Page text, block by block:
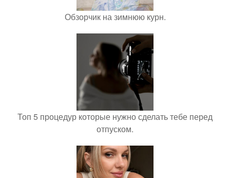
Обзорчик на зимнюю курн.
Топ 5 процедур которые нужно сделать тебе перед
отпуском.